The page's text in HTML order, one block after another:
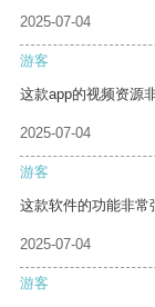
2025-07-04
游客
这款app的视频资源
2025-07-04
游客
这款软件的功能非常
2025-07-04
游客